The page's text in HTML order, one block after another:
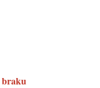
braku